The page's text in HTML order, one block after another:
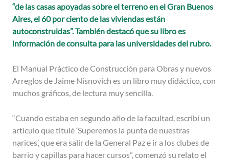
“de las casas apoyadas sobre el terreno en el Gran Buenos
Aires, el 60 por ciento de las viviendas están
autoconstruidas”. También destacó que su libro es
información de consulta para las universidades del rubro.
El Manual Práctico de Construcción para Obras y nuevos
Arreglos de Jaime Nisnovich es un libro muy didáctico, con
muchos gráficos, de lectura muy sencilla.
“Cuando estaba en segundo año de la facultad, escribí un
artículo que titulé ‘Superemos la punta de nuestras
narices’, que era salir de la General Paz e ir a los clubes de
barrio y capillas para hacer cursos”, comenzó su relato el